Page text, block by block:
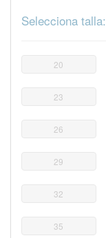
Selecciona talla:
20
23
26
29
32
35